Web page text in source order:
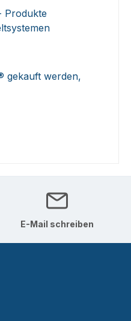
Produkte
gekauft werden,
E-Mail schreiben